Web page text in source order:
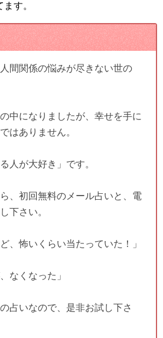
す。
間関係の悩みが尽きない世の
中になりましたが、幸せを手に
はありません。
人が大好き」です。
、初回無料のメール占いと、電
下さい。
、怖いくらい当たっていた！」
なくなった」
占いなので、是非お試し下さ